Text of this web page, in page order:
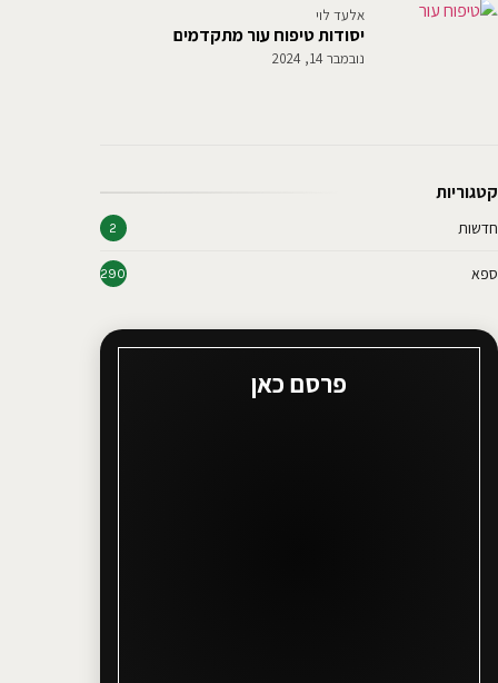
יסודות טיפוח עור מתקדמים
אלעד לוי
נובמבר 14, 2024
קטגוריות
חדשות 2
ספא 290
פרסם כאן